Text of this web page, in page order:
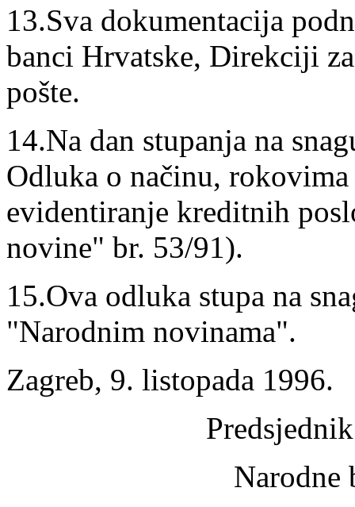
13.Sva dokumentacija
banci Hrvatske, Direkciji
pošte.
14.Na dan stupanja na
Odluka o načinu,
evidentiranje kreditnih
novine" br. 53/91).
15.Ova odluka stupa na
"Narodnim novinama".
Zagreb, 9. listopada 1996.
Narodne